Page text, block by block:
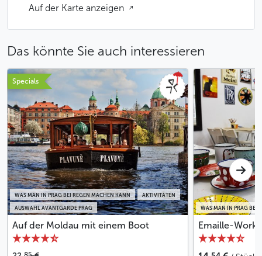
Auf der Karte anzeigen
Das könnte Sie auch interessieren
Specials
AUSWAHL AVANTGARDE PRAG
WAS MAN IN PRAG BEI REGEN MACHEN KANN AKTIVITÄTEN
Auf der Moldau mit einem Boot
WAS MAN IN PRAG BEI
Emaille-